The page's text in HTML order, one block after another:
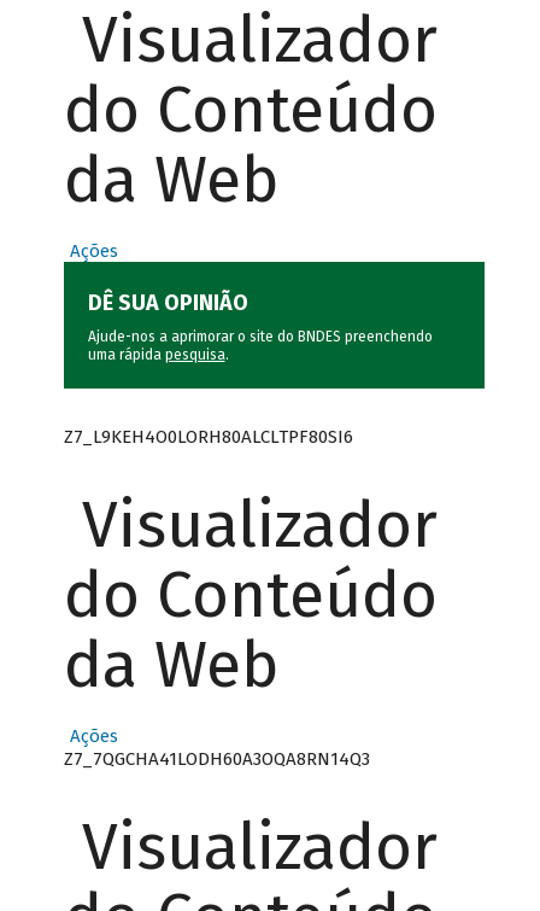
Visualizador
do Conteúdo
da Web
Ações
DÊ SUA OPINIÃO
Ajude-nos a aprimorar o site do BNDES preenchendo
uma rápida pesquisa.
Z7_L9KEH4O0LORH80ALCLTPF80SI6
Visualizador
do Conteúdo
da Web
Ações
Z7_7QGCHA41LODH60A3OQA8RN14Q3
Visualizador